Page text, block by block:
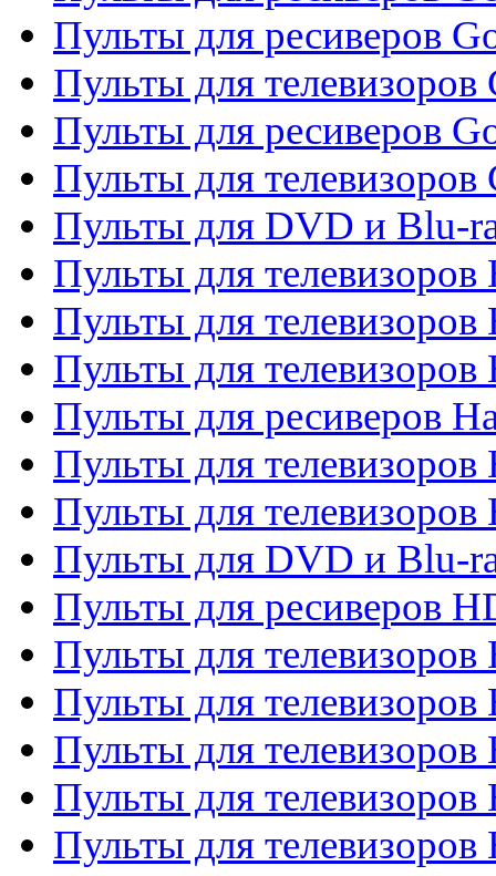
Пульты для ресиверов
Пульты для телевизоров
Пульты для ресиверов
Пульты для телевизоров
Пульты для DVD и Blu-
Пульты для телевизоров
Пульты для телевизоров
Пульты для
Пульты для ресиверов
Пульты для телевизоров
Пульты для телевизоров
Пульты для DVD и Blu-
Пульты для ресиверов
Пульты для
Пульты для телевизоров
Пульты для телевизоров
Пульты для телевизоров
Пульты для телевизоров